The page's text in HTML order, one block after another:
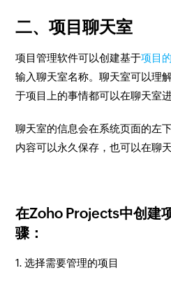
二、项目聊天室
项目管理软件可以创建基于项目
输入聊天室名称。聊天室可以理
于项目上的事情都可以在聊天室进
聊天室的信息会在系统页面的左
内容可以永久保存，也可以在聊
在Zoho Projects中创建
骤：
1. 选择需要管理的项目